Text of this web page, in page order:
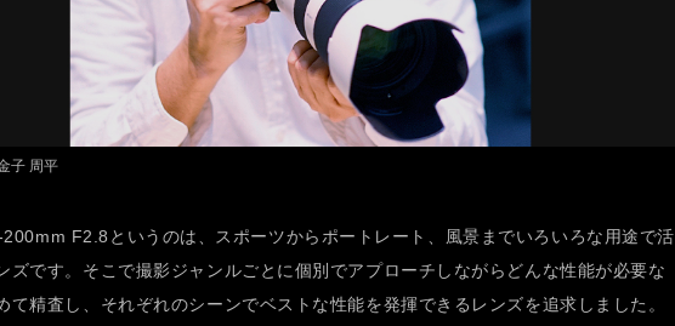
子 周平
F2.8というのは、スポーツからポートレート、風景までいろいろな用途で活
ズです。そこで撮影ジャンルごとに個別でアプローチしながらどんな性能が必要な
て精査し、それぞれのシーンでベストな性能を発揮できるレンズを追求しました。